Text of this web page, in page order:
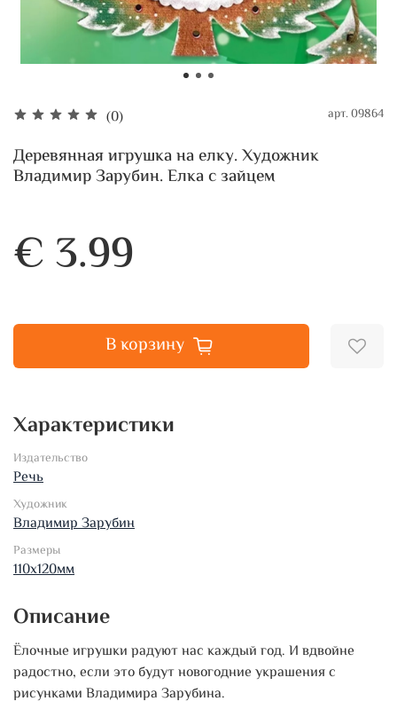
(0) арт.09864
Деревянная игрушка на елку. Художник
Владимир Зарубин. Елка с зайцем
€ 3.99
В корзину
Характеристики
Издательство
Речь
Художник
Владимир Зарубин
Размеры
110х120мм
Описание
Ёлочные игрушки радуют нас каждый год. И вдвойне
радостно, если это будут новогодние украшения с
рисунками Владимира Зарубина.